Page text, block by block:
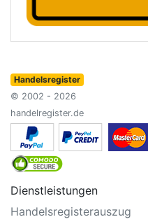
Handelsregister
© 2002 - 2026
handelregister.de
Dienstleistungen
Handelsregisterauszug